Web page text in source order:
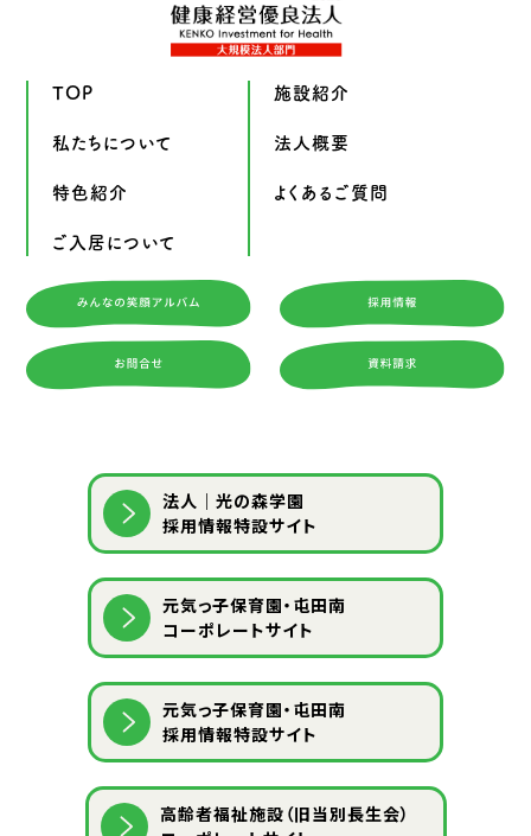
TOP
私たちについて
特色紹介
ご入居について
施設紹介
法人概要
よくあるご質問
法人｜光の森学園
採用情報特設サイト
元気っ子保育園・屯田南
コーポレートサイト
元気っ子保育園・屯田南
採用情報特設サイト
⾼齢者福祉施設（旧当別⻑⽣会）